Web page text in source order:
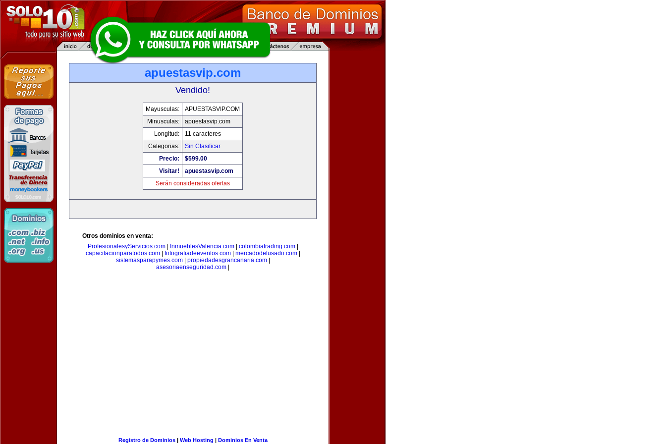
apuestasvip.com
Vendido!
Mayusculas:
APUESTASVIP.COM
Minusculas:
apuestasvip.com
Longitud:
11 caracteres
Categorias:
Sin Clasificar
Precio:
$599.00
Visitar!
apuestasvip.com
Serán consideradas ofertas
Otros dominios en venta:
ProfesionalesyServicios.com| InmueblesValencia.com| colombiatrading.com|
capacitacionparatodos.com| fotografiadeeventos.com| mercadodelusado.com|
sistemasparapymes.com| propiedadesgrancanaria.com|
asesoriaenseguridad.com
Registro de Dominios| Web Hosting | Dominios En Venta